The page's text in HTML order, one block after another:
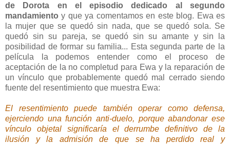
de Dorota en el episodio dedicado al segundo
mandamiento y que ya comentamos en este blog. Ewa es
la mujer que se quedó sin nada, que se quedó sola. Se
quedó sin su pareja, se quedó sin su amante y sin la
posibilidad de formar su familia... Esta segunda parte de la
película la podemos entender como el proceso de
aceptación de la no completud para Ewa y la reparación de
un vínculo que probablemente quedó mal cerrado siendo
fuente del resentimiento que muestra Ewa:
El resentimiento puede también operar como defensa,
ejerciendo una función anti-duelo, porque abandonar ese
vínculo objetal significaría el derrumbe definitivo de la
ilusión y la admisión de que se ha perdido real y